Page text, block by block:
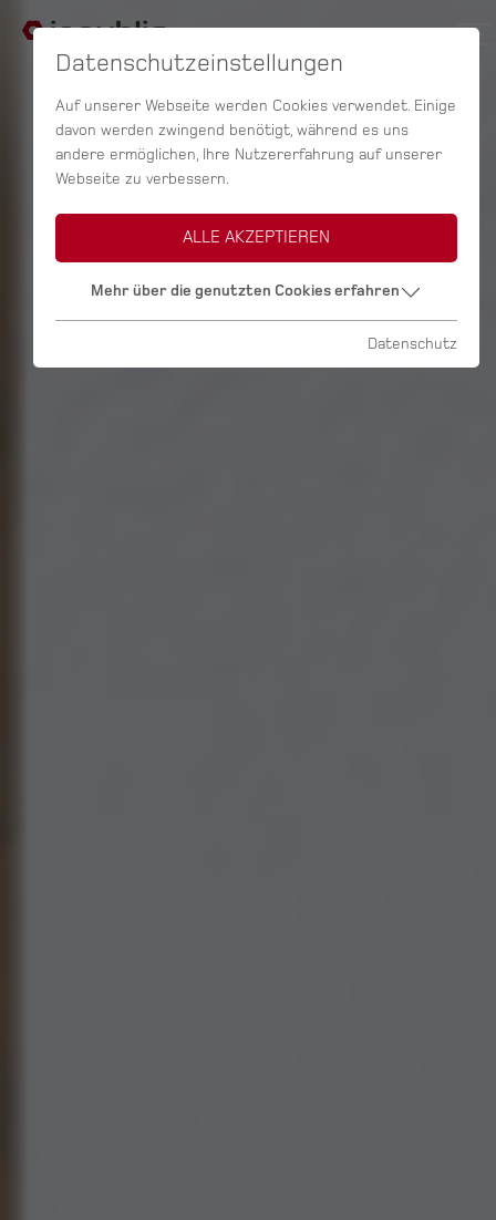
Datenschutzeinstellungen
Auf unserer Webseite werden Cookies verwendet. Einige
davon werden zwingend benötigt, während es uns
andere ermöglichen, Ihre Nutzererfahrung auf unserer
Webseite zu verbessern.
ALLE AKZEPTIEREN
Mehr über die genutzten Cookies erfahren
Datenschutz